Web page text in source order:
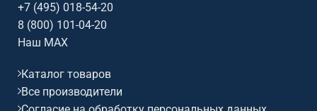
+7 (495) 018-54-20
8 (800) 101-04-20
Наш MAX
Каталог товаров
Все производители